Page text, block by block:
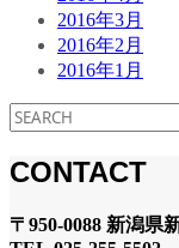
2016年3月
2016年2月
2016年1月
CONTACT
〒950-0088 新潟県